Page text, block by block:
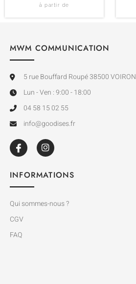
à partir de
MWM COMMUNICATION
5 rue Bouffard Roupé 38500 VOIRON
Lun - Ven : 9:00 - 18:00
04 58 15 02 55
info@goodises.fr
INFORMATIONS
Qui sommes-nous ?
CGV
FAQ